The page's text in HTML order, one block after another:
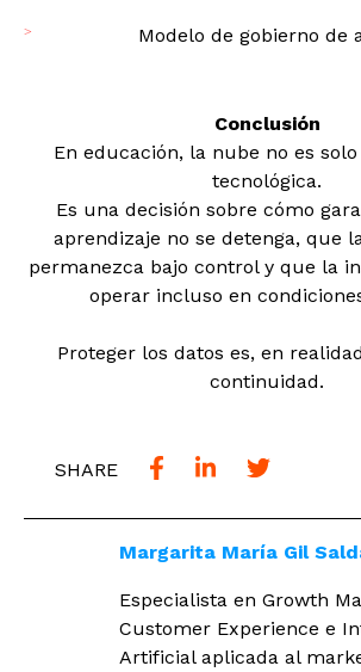
Modelo de gobierno de
Conclusión
En educación, la nube no es
tecnológica.
Es una decisión sobre cómo
aprendizaje no se detenga, que
permanezca bajo control y que la
operar incluso en
Proteger los datos es, en
continuidad.
SHARE
Margarita María Gil
Especialista en Growth
Customer Experience e
Artificial aplicada al